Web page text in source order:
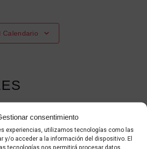
consentimiento
experiencias, utilizamos tecnologías como las
y/o acceder a la información del dispositivo. El
Calendario